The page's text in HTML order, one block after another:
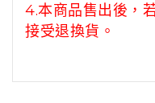
4.本商品售出後，
接受退換貨。